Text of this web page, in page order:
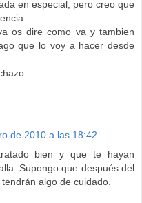
en especial, pero creo que
os dire como va y tambien
que lo voy a hacer desde
de 2010 a las 18:42
bien y que te hayan
Supongo que después del
algo de cuidado.